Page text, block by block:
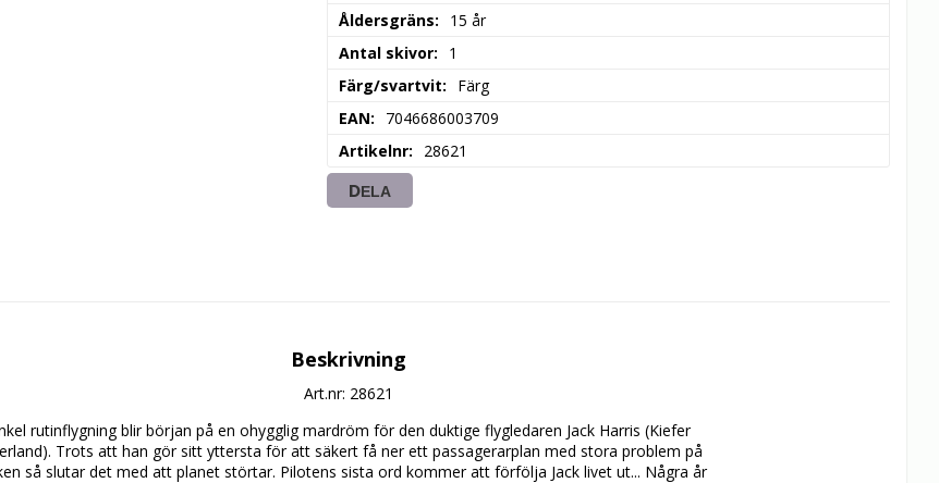
Åldersgräns
15 år
Antal skivor
1
Färg/svartvit
Färg
EAN
7046686003709
Artikelnr
28621
DELA
Beskrivning
Art.nr: 28621
rutinflygning blir början på en ohygglig mardröm för den duktige flygledaren Jack Harris (Kiefer
Trots att han gör sitt yttersta för att säkert få ner ett passagerarplan med stora problem på
så slutar det med att planet störtar. Pilotens sista ord kommer att förfölja Jack livet ut... Några år